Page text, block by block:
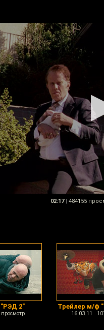
02:17 | 484155
2" Трейлер м/ф
16.03.11